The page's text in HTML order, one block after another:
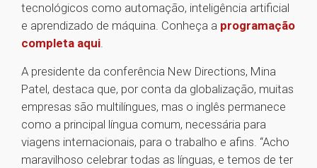
tecnológicos como automação, inteligência artificial
e aprendizado de máquina. Conheça a programação
completa aqui.
A presidente da conferência New Directions, Mina
Patel, destaca que, por conta da globalização, muitas
empresas são multilíngues, mas o inglês permanece
como a principal língua comum, necessária para
viagens internacionais, para o trabalho e afins. “Acho
maravilhoso celebrar todas as línguas, e temos de ter